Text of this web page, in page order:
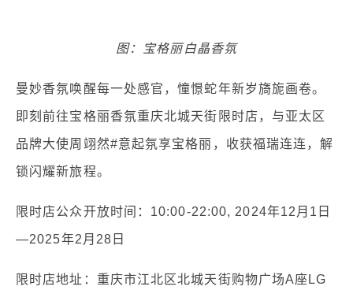
图：宝格丽白晶香氛
曼妙香氛唤醒每一处感官，憧憬蛇年新岁旖旎画卷。
即刻前往宝格丽香氛重庆北城天街限时店，与亚太区
品牌大使周翊然#意起氛享宝格丽，收获福瑞连连，解
锁闪耀新旅程。
限时店公众开放时间：10:00-22:00, 2024年12月1日
—2025年2月28日
限时店地址：重庆市江北区北城天街购物广场A座LG